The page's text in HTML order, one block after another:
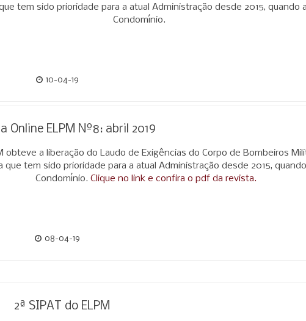
tem sido prioridade para a atual Administração desde 2015, quando
Condomínio.
10-04-19
Online ELPM Nº8: abril 2019
obteve a liberação do Laudo de Exigências do Corpo de Bombeiros
que tem sido prioridade para a atual Administração desde 2015,
Condomínio. Clique no link e confira o pdf da revista.
08-04-19
2ª SIPAT do ELPM